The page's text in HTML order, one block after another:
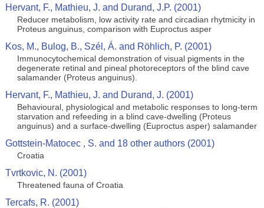
Hervant, F., Mathieu, J. and Durand, J.P. (2001)
Reducer metabolism, low activity rate and circadian rhytmicity in
Proteus anguinus, comparison with Euproctus asper
Kos, M., Bulog, B., Szél, Á. and Röhlich, P. (2001)
Immunocytochemical demonstration of visual pigments in the
degenerate retinal and pineal photoreceptors of the blind cave
salamander (Proteus anguinus).
Hervant, F., Mathieu, J. and Durand, J. (2001)
Behavioural, physiological and metabolic responses to long-term
starvation and refeeding in a blind cave-dwelling (Proteus
anguinus) and a surface-dwelling (Euproctus asper) salamander
Gottstein-Matocec , S. and 18 other authors (2001)
Croatia
Tvrtkovic, N. (2001)
Threatened fauna of Croatia
Tercafs, R. (2001)